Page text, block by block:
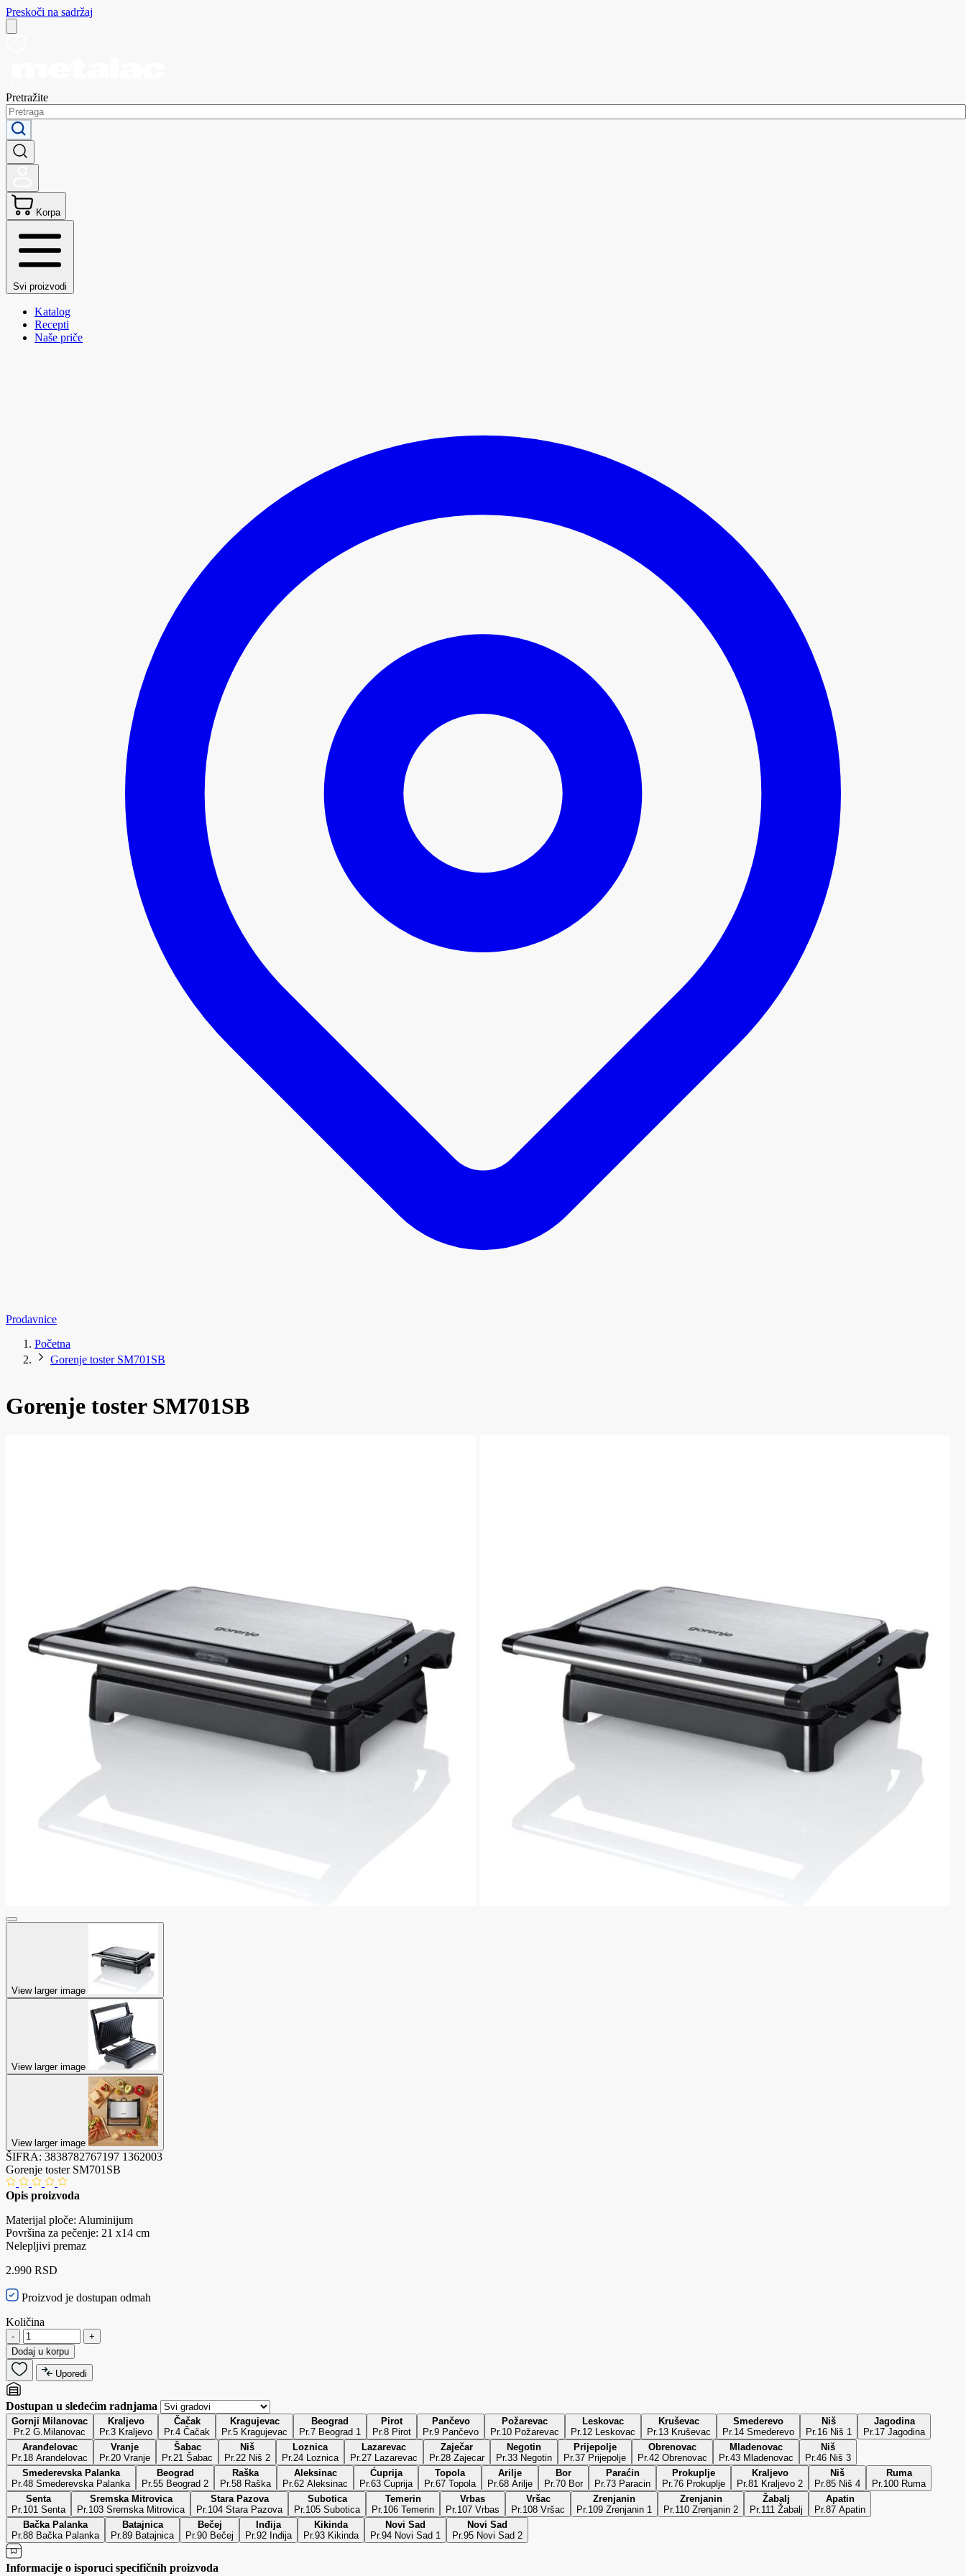
Preskoči na sadržaj
Pretražite
Korpa
Svi proizvodi
Katalog
Recepti
Naše priče
Prodavnice
Početna
Gorenje toster SM701SB
Gorenje toster SM701SB
View larger image
View larger image
View larger image
ŠIFRA: 3838782767197 1362003
Gorenje toster SM701SB
Opis proizvoda
Materijal ploče: Aluminijum
Površina za pečenje: 21 x14 cm
Nelepljivi premaz
2.990 RSD
Proizvod je dostupan odmah
Količina
-
+
Dodaj u korpu
Uporedi
Dostupan u sledećim radnjama
Gornji Milanovac
Pr.2 G.Milanovac
Kraljevo
Pr.3 Kraljevo
Čačak
Pr.4 Čačak
Kragujevac
Pr.5 Kragujevac
Beograd
Pr.7 Beograd 1
Pirot
Pr.8 Pirot
Pančevo
Pr.9 Pančevo
Požarevac
Pr.10 Požarevac
Leskovac
Pr.12 Leskovac
Kruševac
Pr.13 Kruševac
Smederevo
Pr.14 Smederevo
Niš
Pr.16 Niš 1
Jagodina
Pr.17 Jagodina
Aranđelovac
Pr.18 Arandelovac
Vranje
Pr.20 Vranje
Šabac
Pr.21 Šabac
Niš
Pr.22 Niš 2
Loznica
Pr.24 Loznica
Lazarevac
Pr.27 Lazarevac
Zaječar
Pr.28 Zajecar
Negotin
Pr.33 Negotin
Prijepolje
Pr.37 Prijepolje
Obrenovac
Pr.42 Obrenovac
Mladenovac
Pr.43 Mladenovac
Niš
Pr.46 Niš 3
Smederevska Palanka
Pr.48 Smederevska Palanka
Beograd
Pr.55 Beograd 2
Raška
Pr.58 Raška
Aleksinac
Pr.62 Aleksinac
Ćuprija
Pr.63 Cuprija
Topola
Pr.67 Topola
Arilje
Pr.68 Arilje
Bor
Pr.70 Bor
Paraćin
Pr.73 Paracin
Prokuplje
Pr.76 Prokuplje
Kraljevo
Pr.81 Kraljevo 2
Niš
Pr.85 Niš 4
Ruma
Pr.100 Ruma
Senta
Pr.101 Senta
Sremska Mitrovica
Pr.103 Sremska Mitrovica
Stara Pazova
Pr.104 Stara Pazova
Subotica
Pr.105 Subotica
Temerin
Pr.106 Temerin
Vrbas
Pr.107 Vrbas
Vršac
Pr.108 Vršac
Zrenjanin
Pr.109 Zrenjanin 1
Zrenjanin
Pr.110 Zrenjanin 2
Žabalj
Pr.111 Žabalj
Apatin
Pr.87 Apatin
Bačka Palanka
Pr.88 Bačka Palanka
Batajnica
Pr.89 Batajnica
Bečej
Pr.90 Bečej
Inđija
Pr.92 Inđija
Kikinda
Pr.93 Kikinda
Novi Sad
Pr.94 Novi Sad 1
Novi Sad
Pr.95 Novi Sad 2
Informacije o isporuci specifičnih proizvoda